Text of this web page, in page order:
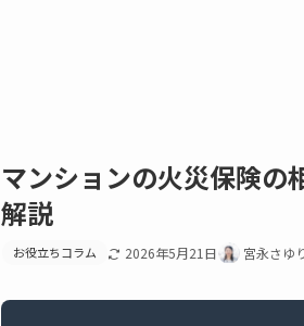
マンションの火災保険の
解説
お役立ちコラム 2026年5月21日 宮永さゆ